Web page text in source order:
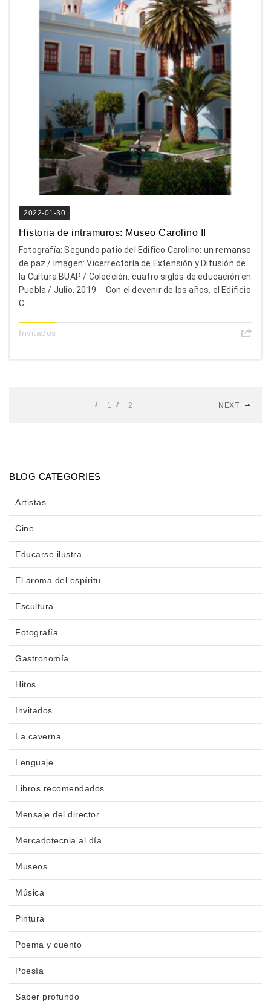
2022-01-30
Historia de intramuros: Museo Carolino II
Fotografía: Segundo patio del Edifico Carolino: un remanso
de paz / Imagen: Vicerrectoría de Extensión y Difusión de
la Cultura BUAP / Colección: cuatro siglos de educación en
Puebla / Julio, 2019 Con el devenir de los años, el Edificio
C...
Invitados
1 2 NEXT
BLOG CATEGORIES
Artistas
Cine
Educarse ilustra
El aroma del espíritu
Escultura
Fotografía
Gastronomía
Hitos
Invitados
La caverna
Lenguaje
Libros recomendados
Mensaje del director
Mercadotecnia al día
Museos
Música
Pintura
Poema y cuento
Poesía
Saber profundo